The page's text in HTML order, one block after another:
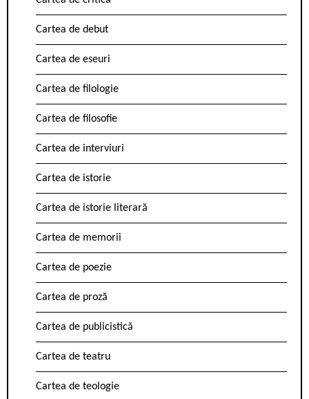
Cartea de debut
Cartea de eseuri
Cartea de filologie
Cartea de filosofie
Cartea de interviuri
Cartea de istorie
Cartea de istorie literară
Cartea de memorii
Cartea de poezie
Cartea de proză
Cartea de publicistică
Cartea de teatru
Cartea de teologie